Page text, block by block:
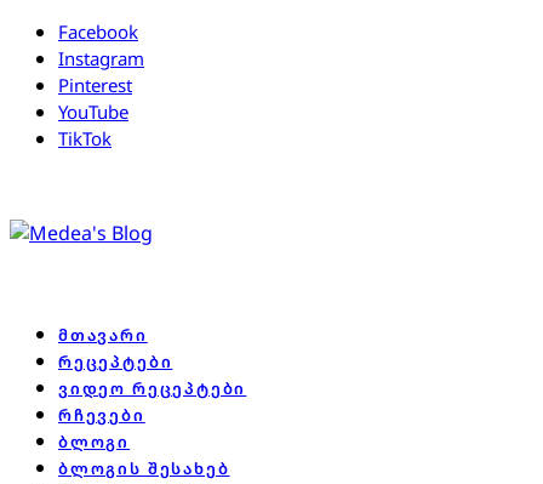
Facebook
Instagram
Pinterest
YouTube
TikTok
მთავარი
რეცეპტები
ვიდეო რეცეპტები
რჩევები
ბლოგი
ბლოგის შესახებ